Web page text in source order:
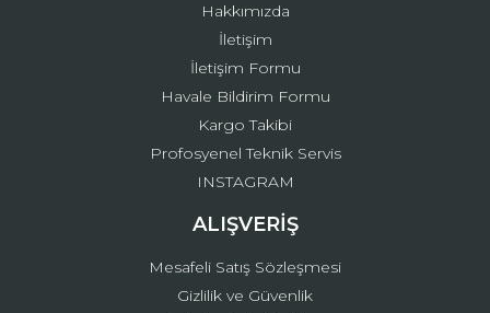
Gönder
Hakkımızda
İletişim
İletişim Formu
Havale Bildirim Formu
Kargo Takibi
Profosyenel Teknik Servis
INSTAGRAM
ALIŞVERİŞ
Mesafeli Satış Sözleşmesi
Gizlilik ve Güvenlik